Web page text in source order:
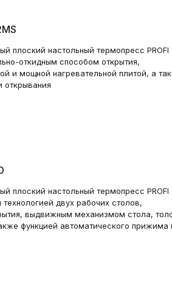
плоский настольный термопресс PROFI
откидным способом открытия,
и мощной нагревательной плитой, а
открывания
плоский настольный термопресс PROFI
двух рабочих столов,
выдвижным механизмом стола,
функцией автоматического прижима